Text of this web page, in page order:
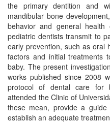
the primary dentition and
mandibular bone
behavior and general
pediatric dentists transmit to
early prevention, such as oral
factors and initial treatments
baby. The present
works published since 2008
protocol of dental care for
attended the Clinic of
these mean, provide a
establish an adequate